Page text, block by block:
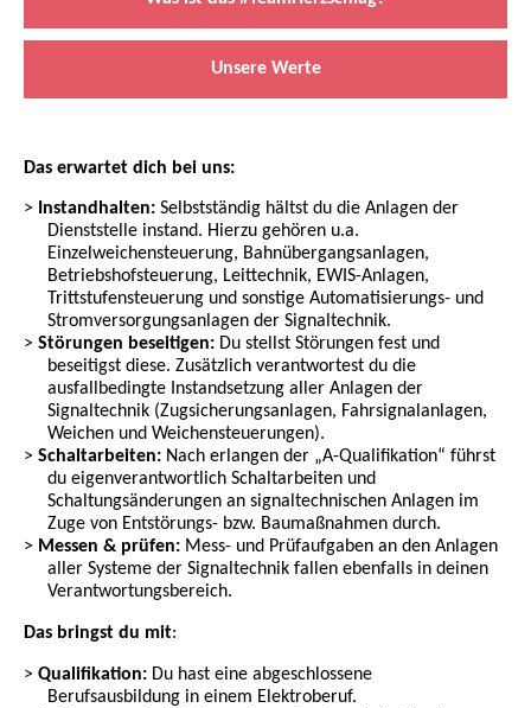
Unsere Werte
Das erwartet dich bei uns:
Instandhalten: Selbstständig hältst du die Anlagen der
Dienststelle instand. Hierzu gehören u.a.
Einzelweichensteuerung, Bahnübergangsanlagen,
Betriebshofsteuerung, Leittechnik, EWIS-Anlagen,
Trittstufensteuerung und sonstige Automatisierungs- und
Stromversorgungsanlagen der Signaltechnik.
Störungen beseitigen: Du stellst Störungen fest und
beseitigst diese. Zusätzlich verantwortest du die
ausfallbedingte Instandsetzung aller Anlagen der
Signaltechnik (Zugsicherungsanlagen, Fahrsignalanlagen,
Weichen und Weichensteuerungen).
Schaltarbeiten: Nach erlangen der „A-Qualifikation“ führst
du eigenverantwortlich Schaltarbeiten und
Schaltungsänderungen an signaltechnischen Anlagen im
Zuge von Entstörungs- bzw. Baumaßnahmen durch.
Messen & prüfen: Mess- und Prüfaufgaben an den Anlagen
aller Systeme der Signaltechnik fallen ebenfalls in deinen
Verantwortungsbereich.
Das bringst du mit:
Qualifikation: Du hast eine abgeschlossene
Berufsausbildung in einem Elektroberuf.